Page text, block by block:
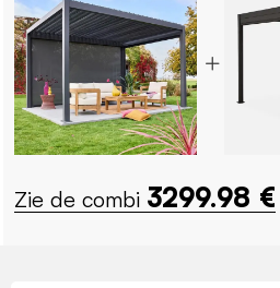
Zie de combi 3299.98 €